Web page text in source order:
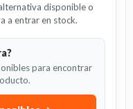
disponible o
a entrar en stock.
para encontrar